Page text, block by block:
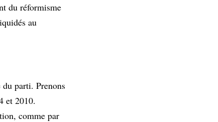
du réformisme
au
parti. Prenons
et 2010.
comme par